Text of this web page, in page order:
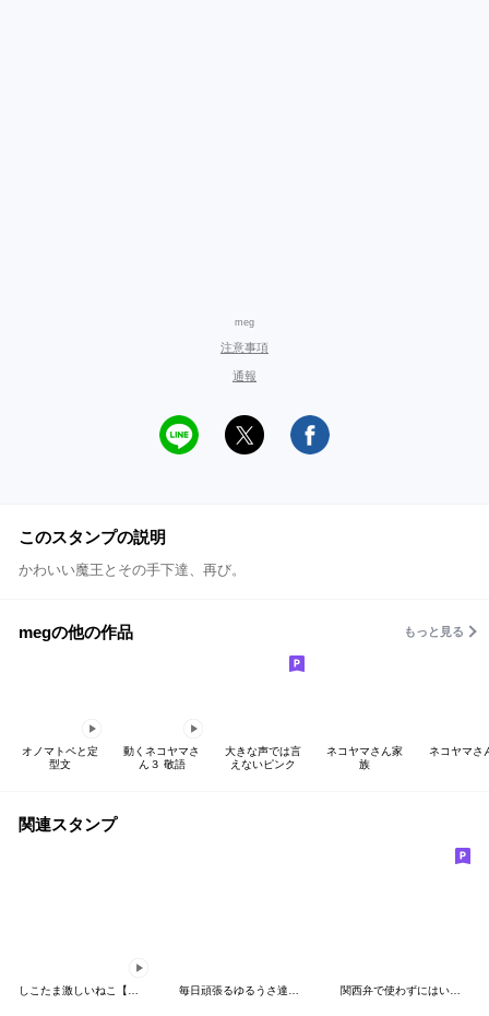
meg
注意事項
通報
このスタンプの説明
かわいい魔王とその手下達、再び。
megの他の作品 もっと見る
オノマトペと定
型文
動くネコヤマさ
ん３ 敬語
大きな声では言
えないピンク
ネコヤマさん家
族
ネコヤマさ
関連スタンプ
しこたま激しいねこ【筆文字】 毎日頑張るゆるうさ達のスタンプ 関西弁で使わずにはいられない